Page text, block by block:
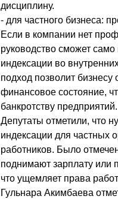
дисциплину.
- для частного бизнеса:
Если в компании нет
руководство сможет
индексации во
подход позволит
финансовое состояние,
банкротству предприятий.
Депутаты отметили, что
индексации для частных
работников. Было
поднимают зарплату или
что ущемляет права
Гульнара Акимбаева